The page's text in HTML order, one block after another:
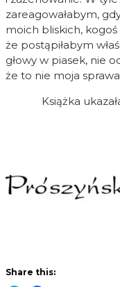
zareagowałabym,
moich bliskich,
że postąpiłabym
głowy w piasek, nie
że to nie moja
Książka
Share this: